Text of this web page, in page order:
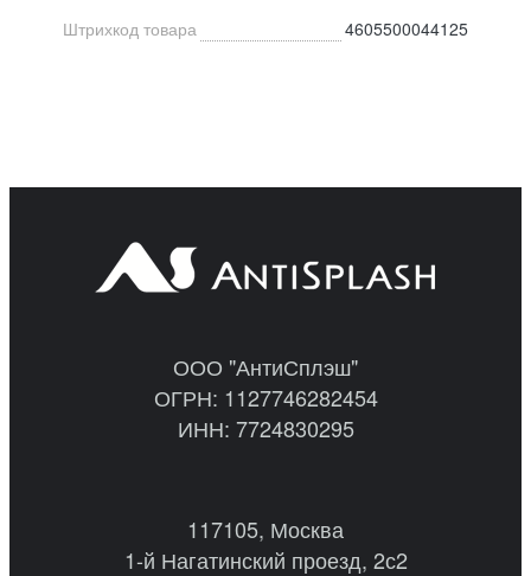
Штрихкод товара 4605500044125
ООО "АнтиСплэш"
ОГРН: 1127746282454
ИНН: 7724830295
117105, Москва
1-й Нагатинский проезд, 2с2